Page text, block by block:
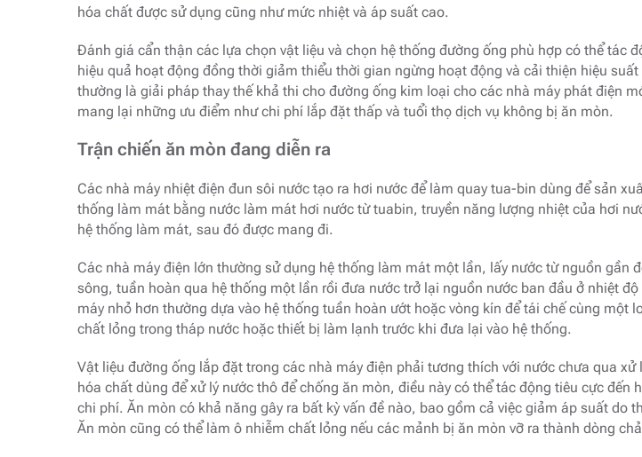
hóa chất được sử dụng cũng như mức nhiệt và áp suất cao.
Đánh giá cẩn thận các lựa chọn vật liệu và chọn hệ thống đường ống phù hợp có thể tác
hiệu quả hoạt động đồng thời giảm thiểu thời gian ngừng hoạt động và cải thiện hiệu suất
thường là giải pháp thay thế khả thi cho đường ống kim loại cho các nhà máy phát điện
mang lại những ưu điểm như chi phí lắp đặt thấp và tuổi thọ dịch vụ không bị ăn mòn.
Trận chiến ăn mòn đang diễn ra
Các nhà máy nhiệt điện đun sôi nước tạo ra hơi nước để làm quay tua-bin dùng để sản
thống làm mát bằng nước làm mát hơi nước từ tuabin, truyền năng lượng nhiệt của hơi
hệ thống làm mát, sau đó được mang đi.
Các nhà máy điện lớn thường sử dụng hệ thống làm mát một lần, lấy nước từ nguồn gần
sông, tuần hoàn qua hệ thống một lần rồi đưa nước trở lại nguồn nước ban đầu ở nhiệt
máy nhỏ hơn thường dựa vào hệ thống tuần hoàn ướt hoặc vòng kín để tái chế cùng một
chất lỏng trong tháp nước hoặc thiết bị làm lạnh trước khi đưa lại vào hệ thống.
Vật liệu đường ống lắp đặt trong các nhà máy điện phải tương thích với nước chưa qua xử
hóa chất dùng để xử lý nước thô để chống ăn mòn, điều này có thể tác động tiêu cực đến
chi phí. Ăn mòn có khả năng gây ra bất kỳ vấn đề nào, bao gồm cả việc giảm áp suất do
Ăn mòn cũng có thể làm ô nhiễm chất lỏng nếu các mảnh bị ăn mòn vỡ ra thành dòng